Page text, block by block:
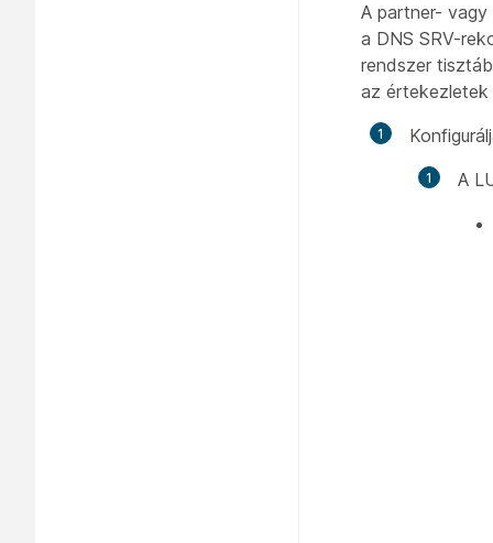
A partner-
a DNS SRV-
rendszer
az értekezletek
A